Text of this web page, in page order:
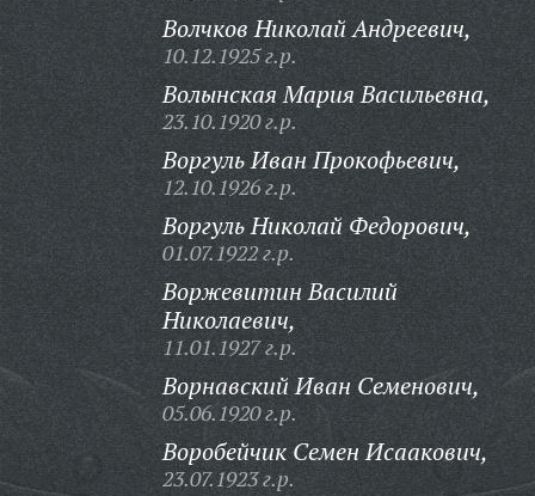
Волчков Николай Андреевич,
10.12.1925 г.р.
Волынская Мария Васильевна,
23.10.1920 г.р.
Воргуль Иван Прокофьевич,
12.10.1926 г.р.
Воргуль Николай Федорович,
01.07.1922 г.р.
Воржевитин Василий
Николаевич,
11.01.1927 г.р.
Ворнавский Иван Семенович,
05.06.1920 г.р.
Воробейчик Семен Исаакович,
23.07.1923 г.р.